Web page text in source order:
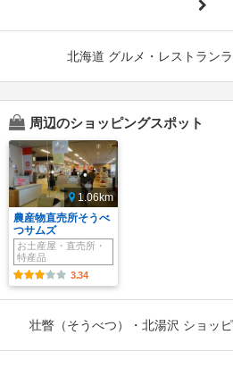
北海道 グルメ・レストラン
周辺のショッピングスポット
1.06km
農産物直売所そうべ
つサムズ
お土産屋・直売所・
特産品
3.34
壮瞥（そうべつ）・北湯沢 ショッ